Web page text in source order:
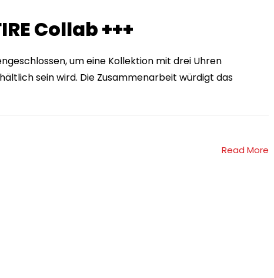
Collab +++
um eine Kollektion mit drei Uhren
sein wird. Die Zusammenarbeit würdigt das
Read More